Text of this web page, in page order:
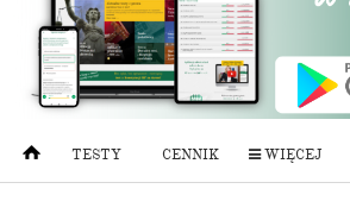
TESTY CENNIK WIĘCEJ